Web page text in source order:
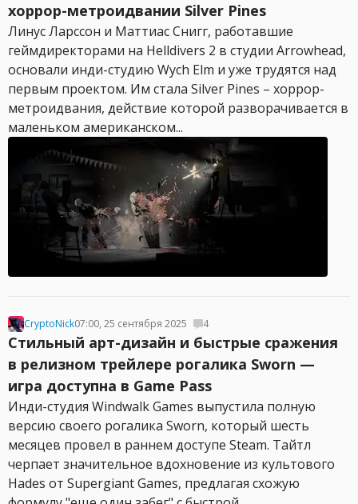
хоррор-метроидвании Silver Pines
Линус Ларссон и Маттиас Снигг, работавшие
геймдиректорами на Helldivers 2 в студии Arrowhead,
основали инди-студию Wych Elm и уже трудятся над
первым проектом. Им стала Silver Pines – хоррор-
метроидвания, действие которой разворачивается в
маленьком американском...
CryptoNick07:00, 25 сентября 2025 4
Стильный арт-дизайн и быстрые сражения
в релизном трейлере рогалика Sworn —
игра доступна в Game Pass
Инди-студия Windwalk Games выпустила полную
версию своего рогалика Sworn, который шесть
месяцев провел в раннем доступе Steam. Тайтл
черпает значительное вдохновение из культового
Hades от Supergiant Games, предлагая схожую